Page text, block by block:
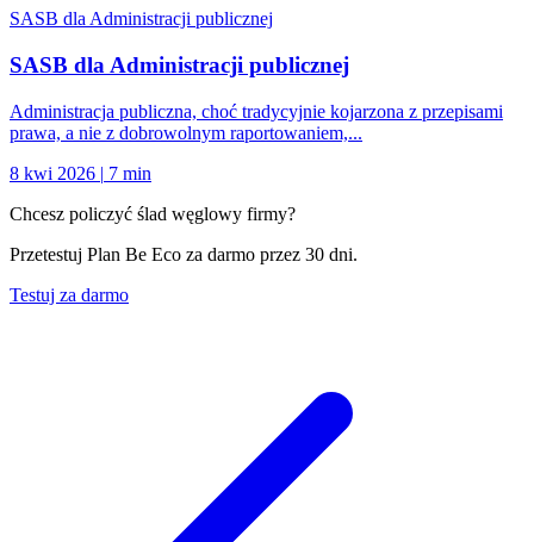
SASB dla Administracji publicznej
SASB dla Administracji publicznej
Administracja publiczna, choć tradycyjnie kojarzona z przepisami
prawa, a nie z dobrowolnym raportowaniem,...
8 kwi 2026 | 7 min
Chcesz policzyć ślad węglowy firmy?
Przetestuj Plan Be Eco za darmo przez 30 dni.
Testuj za darmo